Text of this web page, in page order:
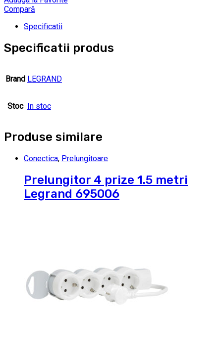
Compară
Specificatii
Specificatii produs
Brand LEGRAND
Stoc In stoc
Produse similare
Conectica, Prelungitoare
Prelungitor 4 prize 1.5 metri
Legrand 695006